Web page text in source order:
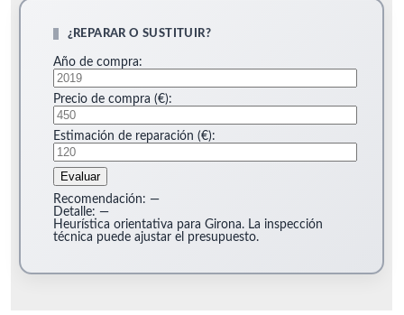
¿REPARAR O SUSTITUIR?
Año de compra:
Precio de compra (€):
Estimación de reparación (€):
Evaluar
Recomendación: —
Detalle: —
Heurística orientativa para Girona. La inspección
técnica puede ajustar el presupuesto.